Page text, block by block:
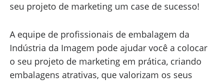
seu projeto de marketing um case de sucesso!
A equipe de profissionais de embalagem da
Indústria da Imagem pode ajudar você a colocar
o seu projeto de marketing em prática, criando
embalagens atrativas, que valorizam os seus